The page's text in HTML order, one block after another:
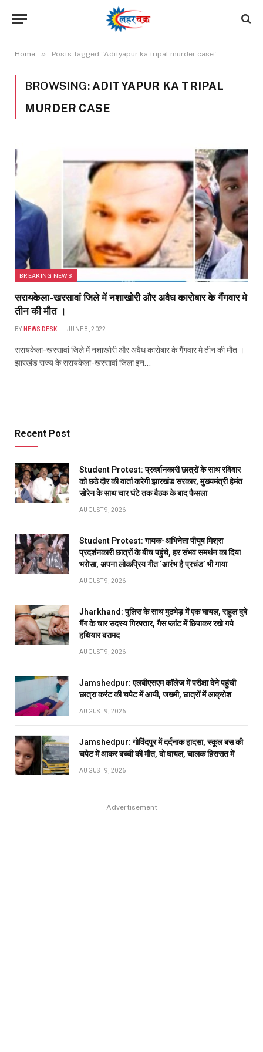
Home » Posts Tagged "Adityapur ka tripal murder case"
BROWSING: ADITYAPUR KA TRIPAL
MURDER CASE
BREAKING NEWS
सरायकेला-खरसावां जिले में नशाखोरी और अवैध कारोबार के गैंगवार मे
तीन की मौत ।
BY NEWS DESK JUNE 8, 2022
सरायकेला-खरसावां जिले में नशाखोरी और अवैध कारोबार के गैंगवार मे तीन की मौत ।
झारखंड राज्य के सरायकेला-खरसावां जिला इन…
Recent Post
Student Protest: प्रदर्शनकारी छात्रों के साथ रविवार
को छठे दौर की वार्ता करेगी झारखंड सरकार, मुख्यमंत्री हेमंत
सोरेन के साथ चार घंटे तक बैठक के बाद फैसला
AUGUST 9, 2026
Student Protest: गायक-अभिनेता पीयूष मिश्रा
प्रदर्शनकारी छात्रों के बीच पहुंचे, हर संभव समर्थन का दिया
भरोसा, अपना लोकप्रिय गीत ‘आरंभ है प्रचंड’ भी गाया
AUGUST 9, 2026
Jharkhand: पुलिस के साथ मुठभेड़ में एक घायल, राहुल दुबे
गैंग के चार सदस्य गिरफ्तार, गैस प्लांट में छिपाकर रखे गये
हथियार बरामद
AUGUST 9, 2026
Jamshedpur: एलबीएसएम कॉलेज में परीक्षा देने पहुंची
छात्रा करंट की चपेट में आयी, जख्मी, छात्रों में आक्रोश
AUGUST 9, 2026
Jamshedpur: गोविंदपुर में दर्दनाक हादसा, स्कूल बस की
चपेट में आकर बच्ची की मौत, दो घायल, चालक हिरासत में
AUGUST 9, 2026
Advertisement